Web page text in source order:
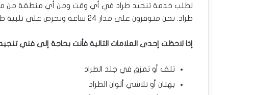
لطلب خدمة تنجيد طراد في أي وقت ومن أي منطقة من
طراد. نحن متوفرون على مدار 24 ساعة ونحرص على تلبية طلبات عملائنا في أسرع وقت ممكن.
إذا لاحظت إحدى العلامات التالية فأنت بحاجة إلى فني
تلف أو تمزق في جلد الطراد
بهتان أو تلاشي ألوان الطراد